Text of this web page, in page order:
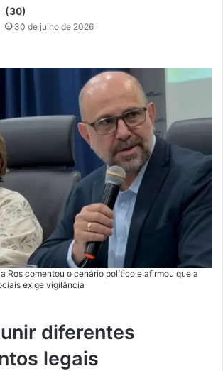
(30)
30 de julho de 2026
Ros comentou o cenário político e afirmou que a
exige vigilância
diferentes
legais